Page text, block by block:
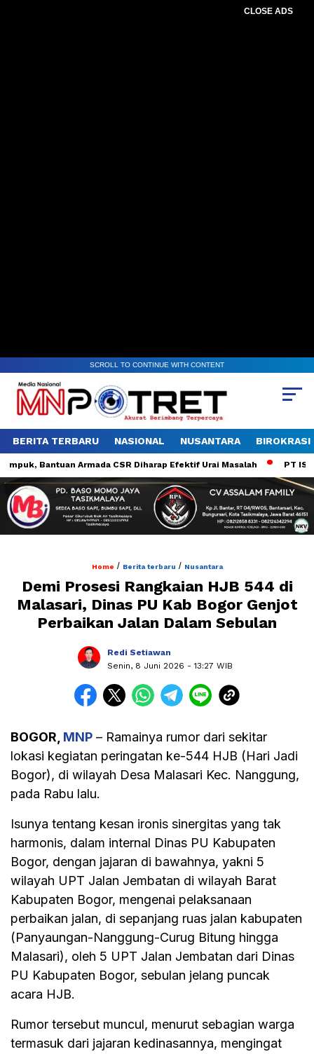
CLOSE ADS
SCROLL TO CONTINUE WITH CONTENT
BERITA TERBARU NASIONAL NUSANTARA BIROKRASI
Bantuan Armada CSR Diharap Efektif Urai Masalah PT ISA
Home / Berita terbaru / Nusantara
Demi Prosesi Rangkaian HJB 544 di
Malasari, Dinas PU Kab Bogor Genjot
Perbaikan Jalan Dalam Sebulan
Redi Setiawan
Senin, 8 Juni 2026 - 13:27 WIB
BOGOR, MNP – Ramainya rumor dari sekitar
lokasi kegiatan peringatan ke-544 HJB (Hari Jadi
Bogor), di wilayah Desa Malasari Kec. Nanggung,
pada Rabu lalu.
Isunya tentang kesan ironis sinergitas yang tak
harmonis, dalam internal Dinas PU Kabupaten
Bogor, dengan jajaran di bawahnya, yakni 5
wilayah UPT Jalan Jembatan di wilayah Barat
Kabupaten Bogor, mengenai pelaksanaan
perbaikan jalan, di sepanjang ruas jalan kabupaten
(Panyaungan-Nanggung-Curug Bitung hingga
Malasari), oleh 5 UPT Jalan Jembatan dari Dinas
PU Kabupaten Bogor, sebulan jelang puncak
acara HJB.
Rumor tersebut muncul, menurut sebagian warga
termasuk dari jajaran kedinasannya, mengingat